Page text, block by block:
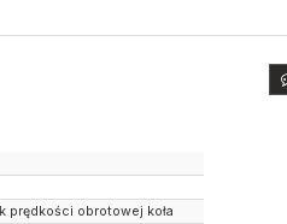
prędkości obrotowej koła